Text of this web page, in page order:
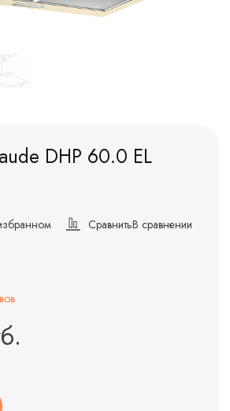
DHP 60.0 EL
СравнитьВ сравнении